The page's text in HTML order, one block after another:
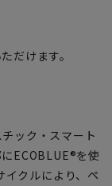
だけます。
ック・スマート
ECOBLUE®を使
イクルにより、ペ